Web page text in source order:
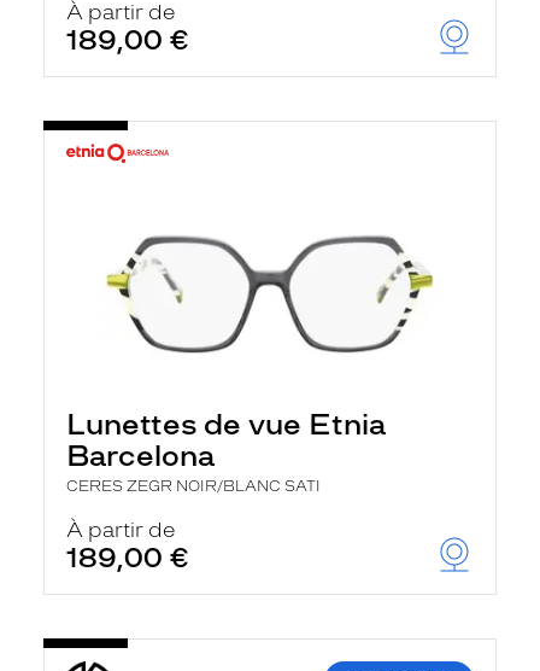
À partir de
189,00 €
Lunettes de vue Etnia
Barcelona
CERES ZEGR NOIR/BLANC SATI
À partir de
189,00 €